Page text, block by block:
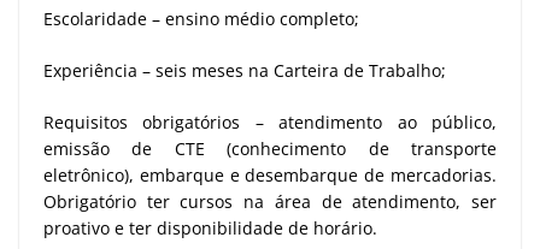
Escolaridade – ensino médio completo;
Experiência – seis meses na Carteira de Trabalho;
Requisitos obrigatórios – atendimento ao público,
emissão de CTE (conhecimento de transporte
eletrônico), embarque e desembarque de mercadorias.
Obrigatório ter cursos na área de atendimento, ser
proativo e ter disponibilidade de horário.